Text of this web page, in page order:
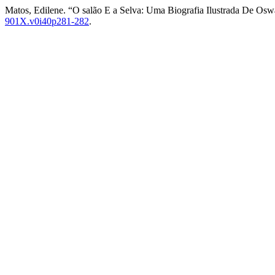
Matos, Edilene. “O salão E a Selva: Uma Biografia Ilustrada De
901X.v0i40p281-282.